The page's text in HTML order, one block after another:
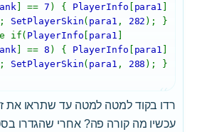
] ==7 ) { PlayerInfo para1
; SetPlayerSkin( para1 , 282 ); }
PlayerInfo para1
] ==8 ) { PlayerInfo para1
; SetPlayerSkin( para1 , 288 ); }
רדו בקוד למטה למטה עד שתראו את
עכשיו מה קורה פה? אחרי שהגדרו